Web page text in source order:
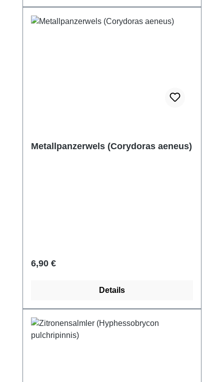
Metallpanzerwels (Corydoras aeneus)
Regulärer Preis:
6,90 €
Details